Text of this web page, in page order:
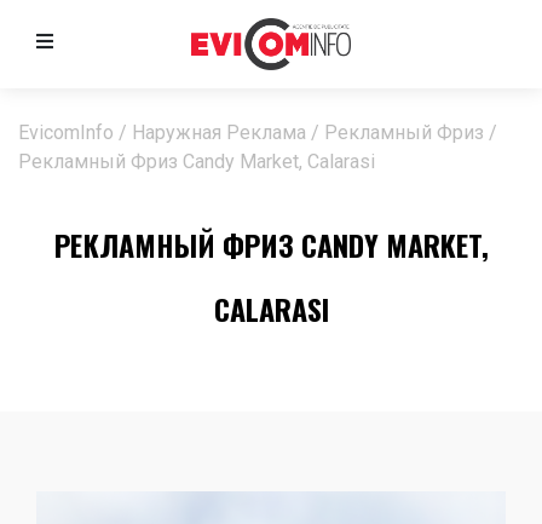
EvicomInfo / Наружная Реклама / Рекламный Фриз /
Рекламный Фриз Candy Market, Calarasi
РЕКЛАМНЫЙ ФРИЗ CANDY MARKET,
CALARASI